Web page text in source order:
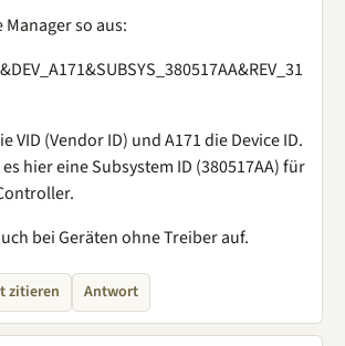
so aus:
VID (Vendor ID) und A171 die Device ID.
hier eine Subsystem ID (380517AA) für
bei Geräten ohne Treiber auf.
zitieren Antwort